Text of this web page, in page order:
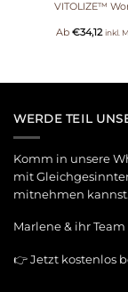
VITOLIZE™
Ab €34,12 inkl.
WERDE TEIL
Komm in unsere
mit
mitnehmen kannst.
Marlene & ihr
👉 Jetzt kostenlos